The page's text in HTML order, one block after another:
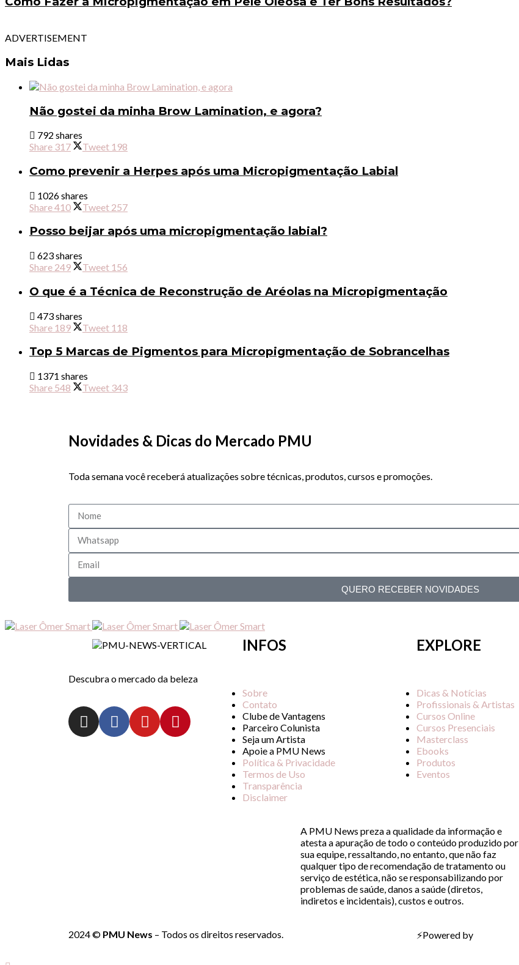
ADVERTISEMENT
Mais Lidas
Não gostei da minha Brow Lamination, e agora?
792 shares
Share 317 Tweet 198
Como prevenir a Herpes após uma Micropigmentação Labial
1026 shares
Share410 Tweet 257
Posso beijar após uma micropigmentação labial?
623 shares
Share 249 Tweet 156
O que é a Técnica de Reconstrução de Aréolas na Micropigmentação
473 shares
Share 189 Tweet 118
Top 5 Marcas de Pigmentos para Micropigmentação de Sobrancelhas
1371 shares
Share 548 Tweet 343
Novidades & Dicas do Mercado PMU
Toda semana você receberá atualizações sobre técnicas, produtos, cursos e promoções.
QUERO RECEBER NOVIDADES
Descubra o mercado da beleza
INFOS
Sobre
Contato
Clube de Vantagens
Parceiro Colunista
Seja um Artista
Apoie a PMU News
Política & Privacidade
Termos de Uso
Transparência
Disclaimer
EXPLORE
Dicas & Notícias
Profissionais & Artistas
Cursos Online
Cursos Presenciais
Masterclass
Ebooks
Produtos
Eventos
A PMU News preza a qualidade da informação e
atesta a apuração de todo o conteúdo produzido por
sua equipe, ressaltando, no entanto, que não faz
qualquer tipo de recomendação de tratamento ou
serviço de estética, não se responsabilizando por
problemas de saúde, danos a saúde (diretos,
indiretos e incidentais), custos e outros.
2024 © PMU News – Todos os direitos reservados. ⚡Powered by